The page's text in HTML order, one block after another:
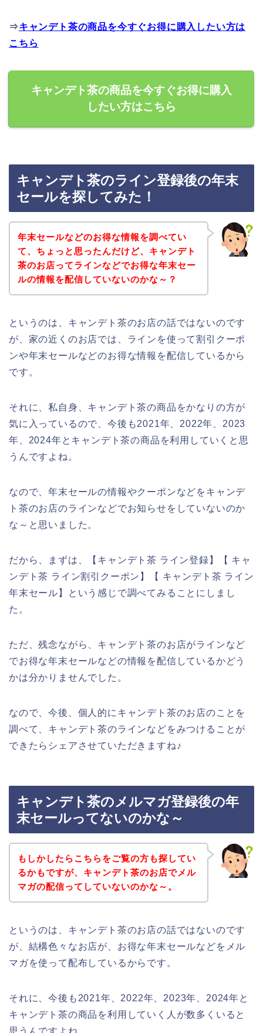
⇒キャンデト茶の商品を今すぐお得に購入したい方は
こちら
キャンデト茶の商品を今すぐお得に購入
したい方はこちら
キャンデト茶のライン登録後の年末
セールを探してみた！
年末セールなどのお得な情報を調べてい
て、ちょっと思ったんだけど、キャンデト
茶のお店ってラインなどでお得な年末セー
ルの情報を配信していないのかな～？
というのは、キャンデト茶のお店の話ではないのです
が、家の近くのお店では、ラインを使って割引クーポ
ンや年末セールなどのお得な情報を配信しているから
です。
それに、私自身、キャンデト茶の商品をかなりの方が
気に入っているので、今後も2021年、2022年、2023
年、2024年とキャンデト茶の商品を利用していくと思
うんですよね。
なので、年末セールの情報やクーポンなどをキャンデ
ト茶のお店のラインなどでお知らせをしていないのか
な～と思いました。
だから、まずは、【キャンデト茶 ライン登録】【 キャ
ンデト茶 ライン割引クーポン】【 キャンデト茶 ライン
年末セール】という感じで調べてみることにしまし
た。
ただ、残念ながら、キャンデト茶のお店がラインなど
でお得な年末セールなどの情報を配信しているかどう
かは分かりませんでした。
なので、今後、個人的にキャンデト茶のお店のことを
調べて、キャンデト茶のラインなどをみつけることが
できたらシェアさせていただきますね♪
キャンデト茶のメルマガ登録後の年
末セールってないのかな～
もしかしたらこちらをご覧の方も探してい
るかもですが、キャンデト茶のお店でメル
マガの配信ってしていないのかな～。
というのは、キャンデト茶のお店の話ではないのです
が、結構色々なお店が、お得な年末セールなどをメル
マガを使って配布しているからです。
それに、今後も2021年、2022年、2023年、2024年と
キャンデト茶の商品を利用していく人が数多くいると
思うんですよね。